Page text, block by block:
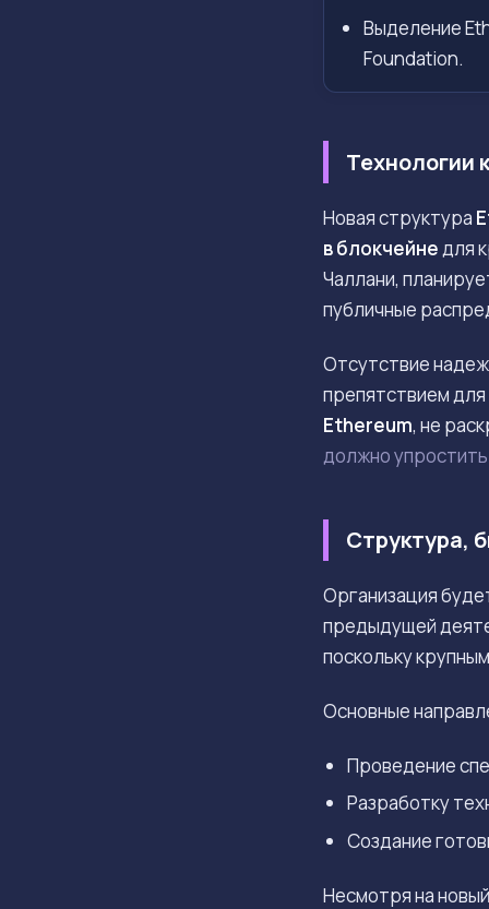
Выделение
Foundation.
Технологии
Новая структура
в блокчейнедля
Чаллани,
публичные
Отсутствие
препятствием
Ethereum, не
должно
Структура,
Организация
предыдущей
поскольку
Основные
Проведение
Разработку
Создание
Несмотря на